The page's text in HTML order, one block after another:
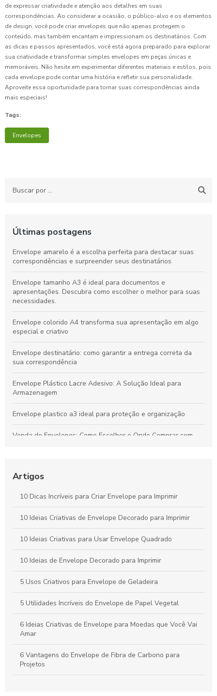
de expressar criatividade e atenção aos detalhes em suas
correspondências. Ao considerar a ocasião, o público-alvo e os elementos
de design, você pode criar envelopes que não apenas protegem o
conteúdo, mas também encantam e impressionam os destinatários. Com
as dicas e passos apresentados, você está agora preparado para explorar
sua criatividade e transformar simples envelopes em peças únicas e
memoráveis. Não hesite em experimentar diferentes materiais e estilos, pois
cada envelope pode contar uma história e refletir sua personalidade.
Aproveite essa oportunidade para tornar suas correspondências ainda
mais especiais!
Tags:
Envelopes
Últimas postagens
Envelope amarelo é a escolha perfeita para destacar suas
correspondências e surpreender seus destinatários
Envelope tamanho A3 é ideal para documentos e
apresentações. Descubra como escolher o melhor para suas
necessidades.
Envelope colorido A4 transforma sua apresentação em algo
especial e criativo
Envelope destinatário: como garantir a entrega correta da
sua correspondência
Envelope Plástico Lacre Adesivo: A Solução Ideal para
Armazenagem
Envelope plastico a3 ideal para proteção e organização
Venda de Envelopes: Como Escolher e Onde Comprar com
e organização
Envelope remetente é essencial para garantir a entrega
correta. Descubra como escolher o ideal para suas
correspondências.
Envelope A4 branco é a escolha ideal para suas
necessidades de apresentação e organização. Descubra suas
Artigos
10 Dicas Incríveis para Criar Envelope para Imprimir
10 Ideias Criativas de Envelope Decorado para Imprimir
10 Ideias Criativas para Usar Envelope Quadrado
10 Ideias de Envelope Decorado para Imprimir
5 Usos Criativos para Envelope de Geladeira
5 Utilidades Incríveis do Envelope de Papel Vegetal
6 Ideias Criativas de Envelope para Moedas que Você Vai
Amar
6 Vantagens do Envelope de Fibra de Carbono para
Projetos